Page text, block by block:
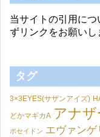
当サイトの引用に
ずリンクをお願いし
タグ
3×3EYES(サザンアイズ)
どかマギカA アナ
ポセイドン エヴァン